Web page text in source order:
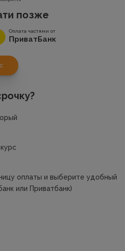
позже
Оплата частями от
ПриватБанк
оплаты и выберите удобный
или Приватбанк)